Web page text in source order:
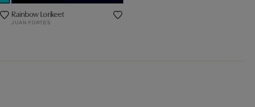
Rainbow Lorikeet
JUAN FORTES